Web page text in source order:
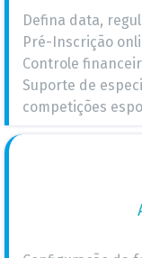
Defina data,
Pré-Inscrição
Controle
Suporte de
competições